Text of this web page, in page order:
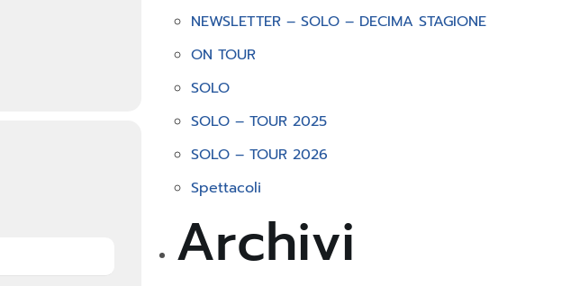
NEWSLETTER – SOLO – DECIMA STAGIONE
ON TOUR
SOLO
SOLO – TOUR 2025
SOLO – TOUR 2026
Spettacoli
Archivi